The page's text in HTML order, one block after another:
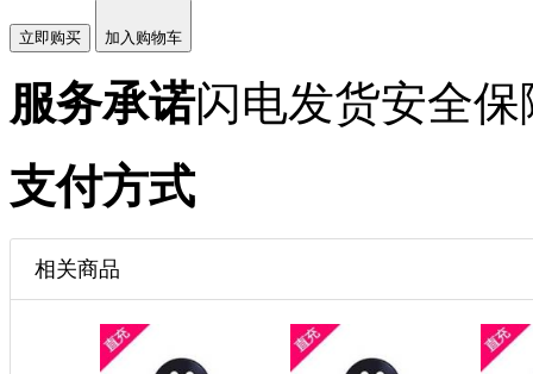
立即购买 加入购物车
服务承诺闪电发货安全保
支付方式
相关商品